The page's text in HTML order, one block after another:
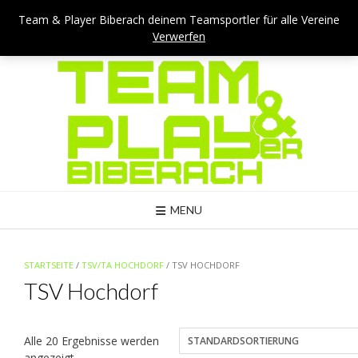
Team & Player Biberach deinem Teamsportler für alle Vereine
Verwerfen
Team & Player Biberach - Viehmarktstraße 4 - 88400 Biberach
Mail: kontakt@teamandplayer.de
MENU
STARTSEITE / TSV/TA HOCHDORF / TSV HOCHDORF
TSV Hochdorf
Alle 20 Ergebnisse werden